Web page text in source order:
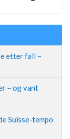
etter fall –
– og vant
Suisse-tempo